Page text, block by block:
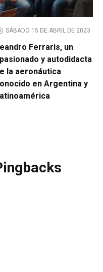
SÁBADO 15 DE ABRIL DE 2023
Ferraris, un
y autodidacta
la aeronáutica
en Argentina y